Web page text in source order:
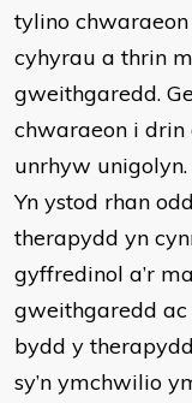
tylino
cyhyrau a thrin
gweithgaredd.
chwaraeon i
unrhyw unigolyn.
Yn ystod rhan
therapydd yn
gyffredinol a’r
gweithgaredd ac
bydd y
sy’n ymchwilio